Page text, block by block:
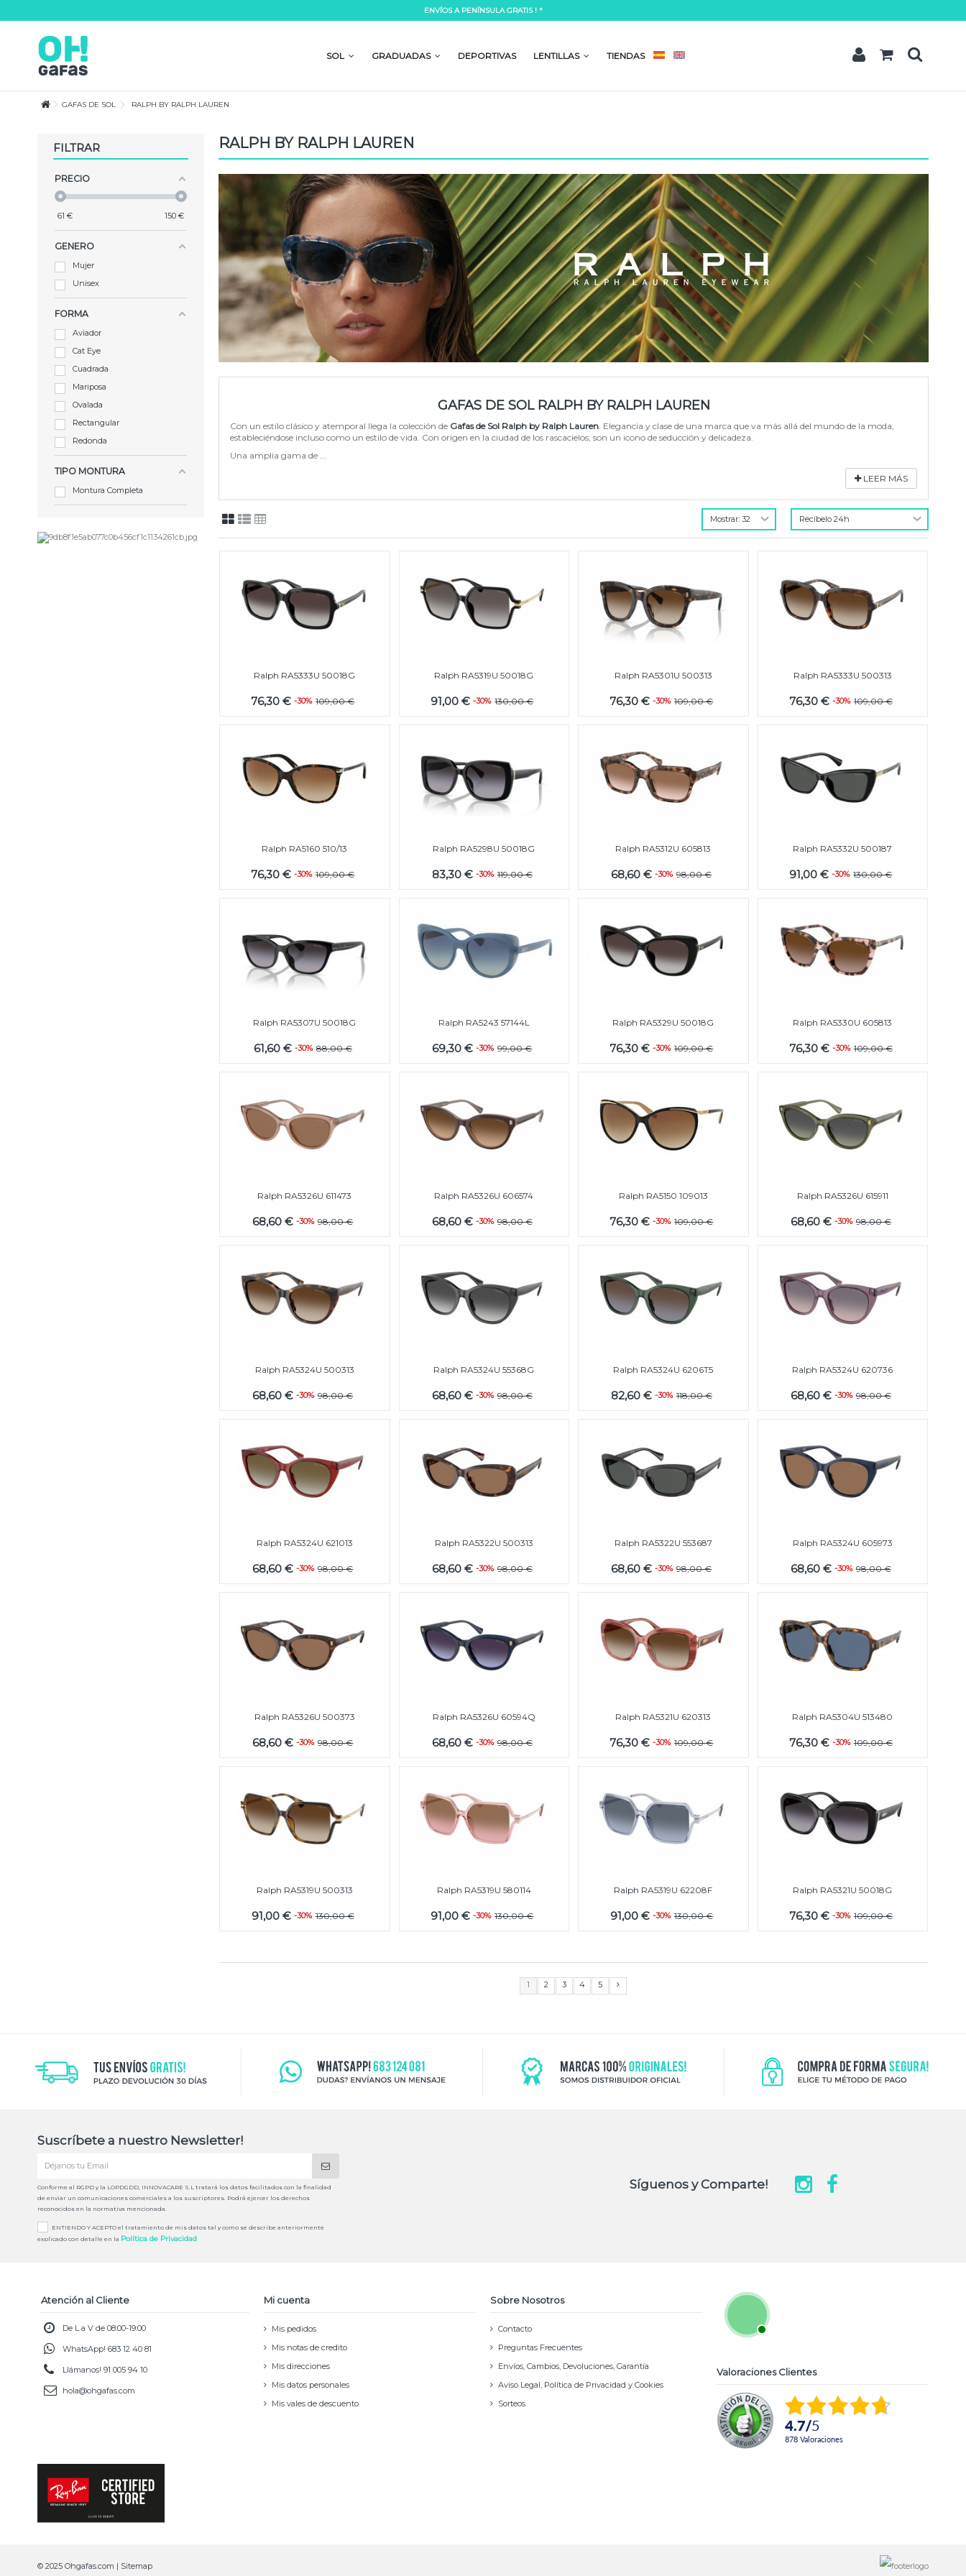
Lorem ipsum dolor sit amet, consectetur adipisicing elit, sed do eiusmod tempor incididunt ut labore et dolore
magna aliqua. Ut enim ad minim veniam, quis nostrud exercitation ullamco laboris nisi ut aliquip ex ea commodo
consequat.
Lorem ipsum dolor sit amet
magna aliqua. Ut enim ad minim veniam, quis nostrud exercitation ullamco laboris nisi ut aliquip ex ea commodo
ENVÍOS A PENÍNSULA GRATIS ! *
SOL GRADUADAS DEPORTIVAS LENTILLAS TIENDAS
GAFAS DE SOL RALPH BY RALPH LAUREN
FILTRAR
PRECIO
61 € 150 €
GENERO
Mujer
Unisex
FORMA
Aviador
Cat Eye
Cuadrada
Mariposa
Ovalada
Rectangular
Redonda
TIPO MONTURA
Montura Completa
RALPH BY RALPH LAUREN
GAFAS DE SOL RALPH BY RALPH LAUREN
Con un estilo clásico y atemporal llega la colección de Gafas de Sol Ralph by Ralph Lauren. Elegancia y clase de una marca que va más allá del mundo de la moda,
estableciéndose incluso como un estilo de vida. Con origen en la ciudad de los rascacielos, son un icono de seducción y delicadeza.
Una amplia gama de ...
LEER MÁS
Ralph RA5333U 50018G
76,30 €-30% 109,00 €
Ralph RA5319U 50018G
91,00 €-30% 130,00 €
Ralph RA5301U 500313
76,30 €-30% 109,00 €
Ralph RA5333U 500313
76,30 € -30% 109,00 €
Ralph RA5160 510/13
76,30 €-30% 109,00 €
Ralph RA5298U 50018G
83,30 € -30% 119,00 €
Ralph RA5312U 605813
68,60 €-30% 98,00 €
Ralph RA5332U 500187
91,00 €-30% 130,00 €
Ralph RA5307U 50018G
61,60 € -30% 88,00 €
Ralph RA5243 57144L
69,30 €-30% 99,00 €
Ralph RA5329U 50018G
76,30 €-30% 109,00 €
Ralph RA5330U 605813
76,30 € -30% 109,00 €
Ralph RA5326U 611473
68,60 €-30% 98,00 €
Ralph RA5326U 606574
68,60 € -30% 98,00 €
Ralph RA5150 109013
76,30 €-30% 109,00 €
Ralph RA5326U 615911
68,60 € -30% 98,00 €
Ralph RA5324U 500313
68,60 €-30% 98,00 €
Ralph RA5324U 55368G
68,60 € -30% 98,00 €
Ralph RA5324U 6206T5
82,60 € -30% 118,00 €
Ralph RA5324U 620736
68,60 € -30% 98,00 €
Ralph RA5324U 621013
68,60 €-30% 98,00 €
Ralph RA5322U 500313
68,60 € -30% 98,00 €
Ralph RA5322U 553687
68,60 €-30% 98,00 €
Ralph RA5324U 605973
68,60 € -30% 98,00 €
Ralph RA5326U 500373
68,60 €-30% 98,00 €
Ralph RA5326U 60594Q
68,60 € -30% 98,00 €
Ralph RA5321U 620313
76,30 €-30% 109,00 €
Ralph RA5304U 513480
76,30 € -30% 109,00 €
Ralph RA5319U 500313
91,00 € -30% 130,00 €
Ralph RA5319U 580114
91,00 €-30% 130,00 €
Ralph RA5319U 62208F
91,00 € -30% 130,00 €
Ralph RA5321U 50018G
76,30 € -30% 109,00 €
1 2 3 4 5
Suscríbete a nuestro Newsletter!
Conforme al RGPD y la LOPDGDD, INNOVACARE S.L tratará los datos facilitados con la finalidad
de enviar un comunicaciones comerciales a los suscriptores. Podrá ejercer los derechos
reconocidos en la normativa mencionada.
ENTIENDO Y ACEPTO el tratamiento de mis datos tal y como se describe anteriormente
explicado con detalle en la Política de Privacidad
Síguenos y Comparte!
Atención al Cliente
De L a V de 08:00-19:00
WhatsApp! 683 12 40 81
Llámanos! 91 005 94 10
hola@ohgafas.com
Mi cuenta
Mis pedidos
Mis notas de credito
Mis direcciones
Mis datos personales
Mis vales de descuento
Sobre Nosotros
Contacto
Preguntas Frecuentes
Envíos, Cambios, Devoluciones, Garantía
Aviso Legal, Política de Privacidad y Cookies
Sorteos
Valoraciones Clientes
4.7/5
878 Valoraciones
© 2025 Ohgafas.com | Sitemap